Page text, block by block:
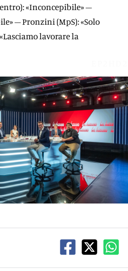
«Inconcepibile» –
– Pronzini (MpS): «Solo
lavorare la